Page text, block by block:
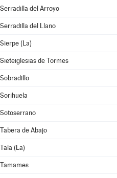
Serradilla del Arroyo
Serradilla del Llano
Sierpe (La)
Sieteiglesias de Tormes
Sobradillo
Sorihuela
Sotoserrano
Tabera de Abajo
Tala (La)
Tamames